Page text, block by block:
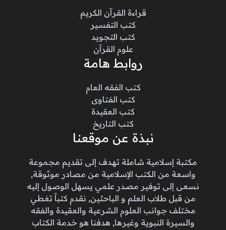
قراءة القرآن الكريم
كتب التفسير
كتب التجويد
علوم القرآن
روابط هامة
كتب الفقه العام
كتب الفتاوى
كتب العقيدة
كتب التاريخ
نبذة عن موقعنا
مكتبة إسلامية شاملة تهدف إلى تقديم مجموعة
واسعة من الكتب الإسلامية من مصادر موثوقة,
نسعى إلى توفير مصدر علمي يسهل الوصول إليه
من قبل طلاب العلم و الباحثين, نقدم كتباً تغطي
مختلف جوانب العلوم الشرعية والعقيدة والفقه
والسيرة النبوية وغيرها, هدفنا هو خدمة الكتاب